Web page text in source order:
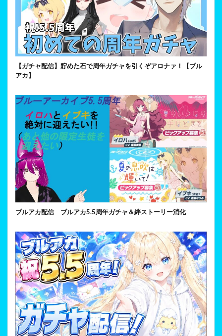
【ガチャ配信】貯めた石で周年ガチャを引くぞアロナァ！【ブル
アカ】
ブルアカ配信 ブルアカ5.5周年ガチャ＆絆ストーリー消化